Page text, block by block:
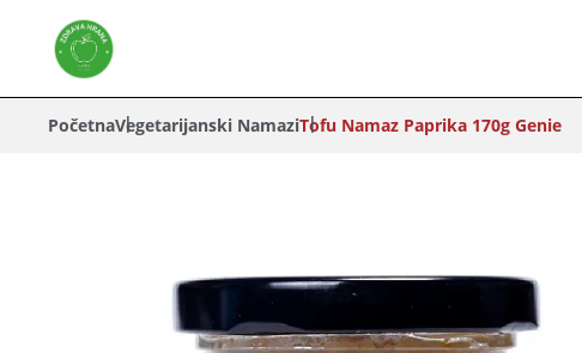
PočetnaVegetarijanski NamaziTofu Namaz Paprika 170g Genie